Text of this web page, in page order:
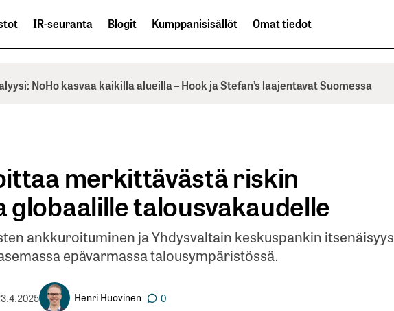
IR-seuranta Blogit Kumppanisisällöt Omat tiedot
NoHo kasvaa kaikilla alueilla – Hook ja Stefan’s laajentavat Suomessa
merkittävästä riskin
globaalille talousvakaudelle
ankkuroituminen ja Yhdysvaltain keskuspankin itsenäisyys
epävarmassa talousympäristössä.
Henri Huovinen 0